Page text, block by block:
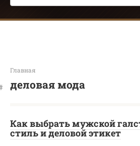
Главная
деловая мода
Как выбрать мужской
стиль и деловой этикет